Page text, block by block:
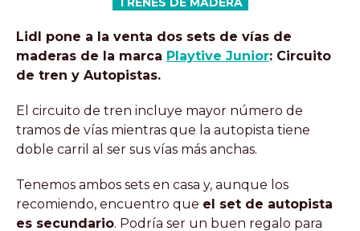
Lidl pone a la venta dos sets de vías de
maderas de la marca Playtive Junior: Circuito
de tren y Autopistas.
El circuito de tren incluye mayor número de
tramos de vías mientras que la autopista tiene
doble carril al ser sus vías más anchas.
Tenemos ambos sets en casa y, aunque los
recomiendo, encuentro que el set de autopista
es secundario. Podría ser un buen regalo para